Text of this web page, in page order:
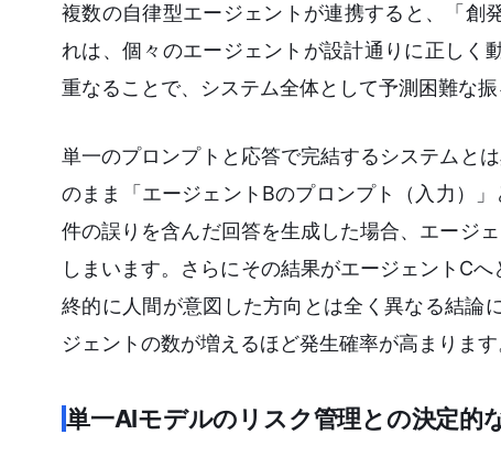
複数の自律型エージェントが連携すると、「創
れは、個々のエージェントが設計通りに正しく
重なることで、システム全体として予測困難な振
単一のプロンプトと応答で完結するシステムと
のまま「エージェントBのプロンプト（入力）
件の誤りを含んだ回答を生成した場合、エージ
しまいます。さらにその結果がエージェントC
終的に人間が意図した方向とは全く異なる結論
ジェントの数が増えるほど発生確率が高まります
単一AIモデルのリスク管理との決定的